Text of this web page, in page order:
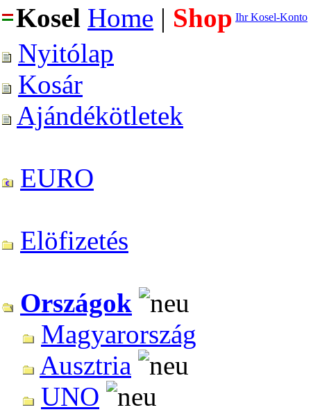
Kosel Home | Shop Ihr Kosel-Konto
Nyitólap
Kosár
Ajándékötletek
EURO
Elöfizetés
Országok
Magyarország
Ausztria
UNO